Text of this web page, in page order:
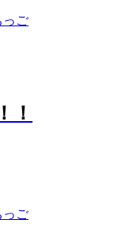
っご
！
っご